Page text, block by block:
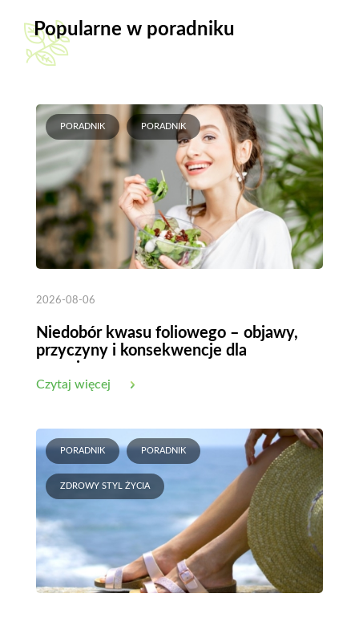
Popularne w poradniku
PORADNIK PORADNIK
2026-08-06
Niedobór kwasu foliowego – objawy,
przyczyny i konsekwencje dla
Czytaj więcej
PORADNIK PORADNIK
ZDROWY STYL ŻYCIA